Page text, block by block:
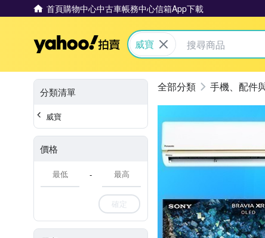
首頁購物中心中古車帳務中心信箱App下載
Yahoo拍賣
威寶
分類清單
威寶
價格
-
確定
手機、配件